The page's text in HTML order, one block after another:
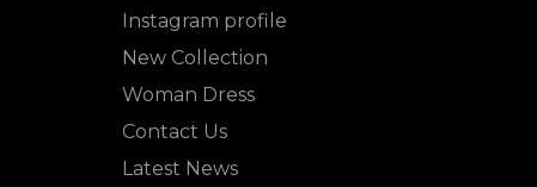
Instagram profile
New Collection
Woman Dress
Contact Us
Latest News